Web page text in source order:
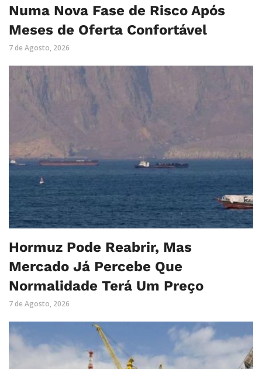
Numa Nova Fase de Risco Após
Meses de Oferta Confortável
7 de Agosto, 2026
Hormuz Pode Reabrir, Mas
Mercado Já Percebe Que
Normalidade Terá Um Preço
7 de Agosto, 2026